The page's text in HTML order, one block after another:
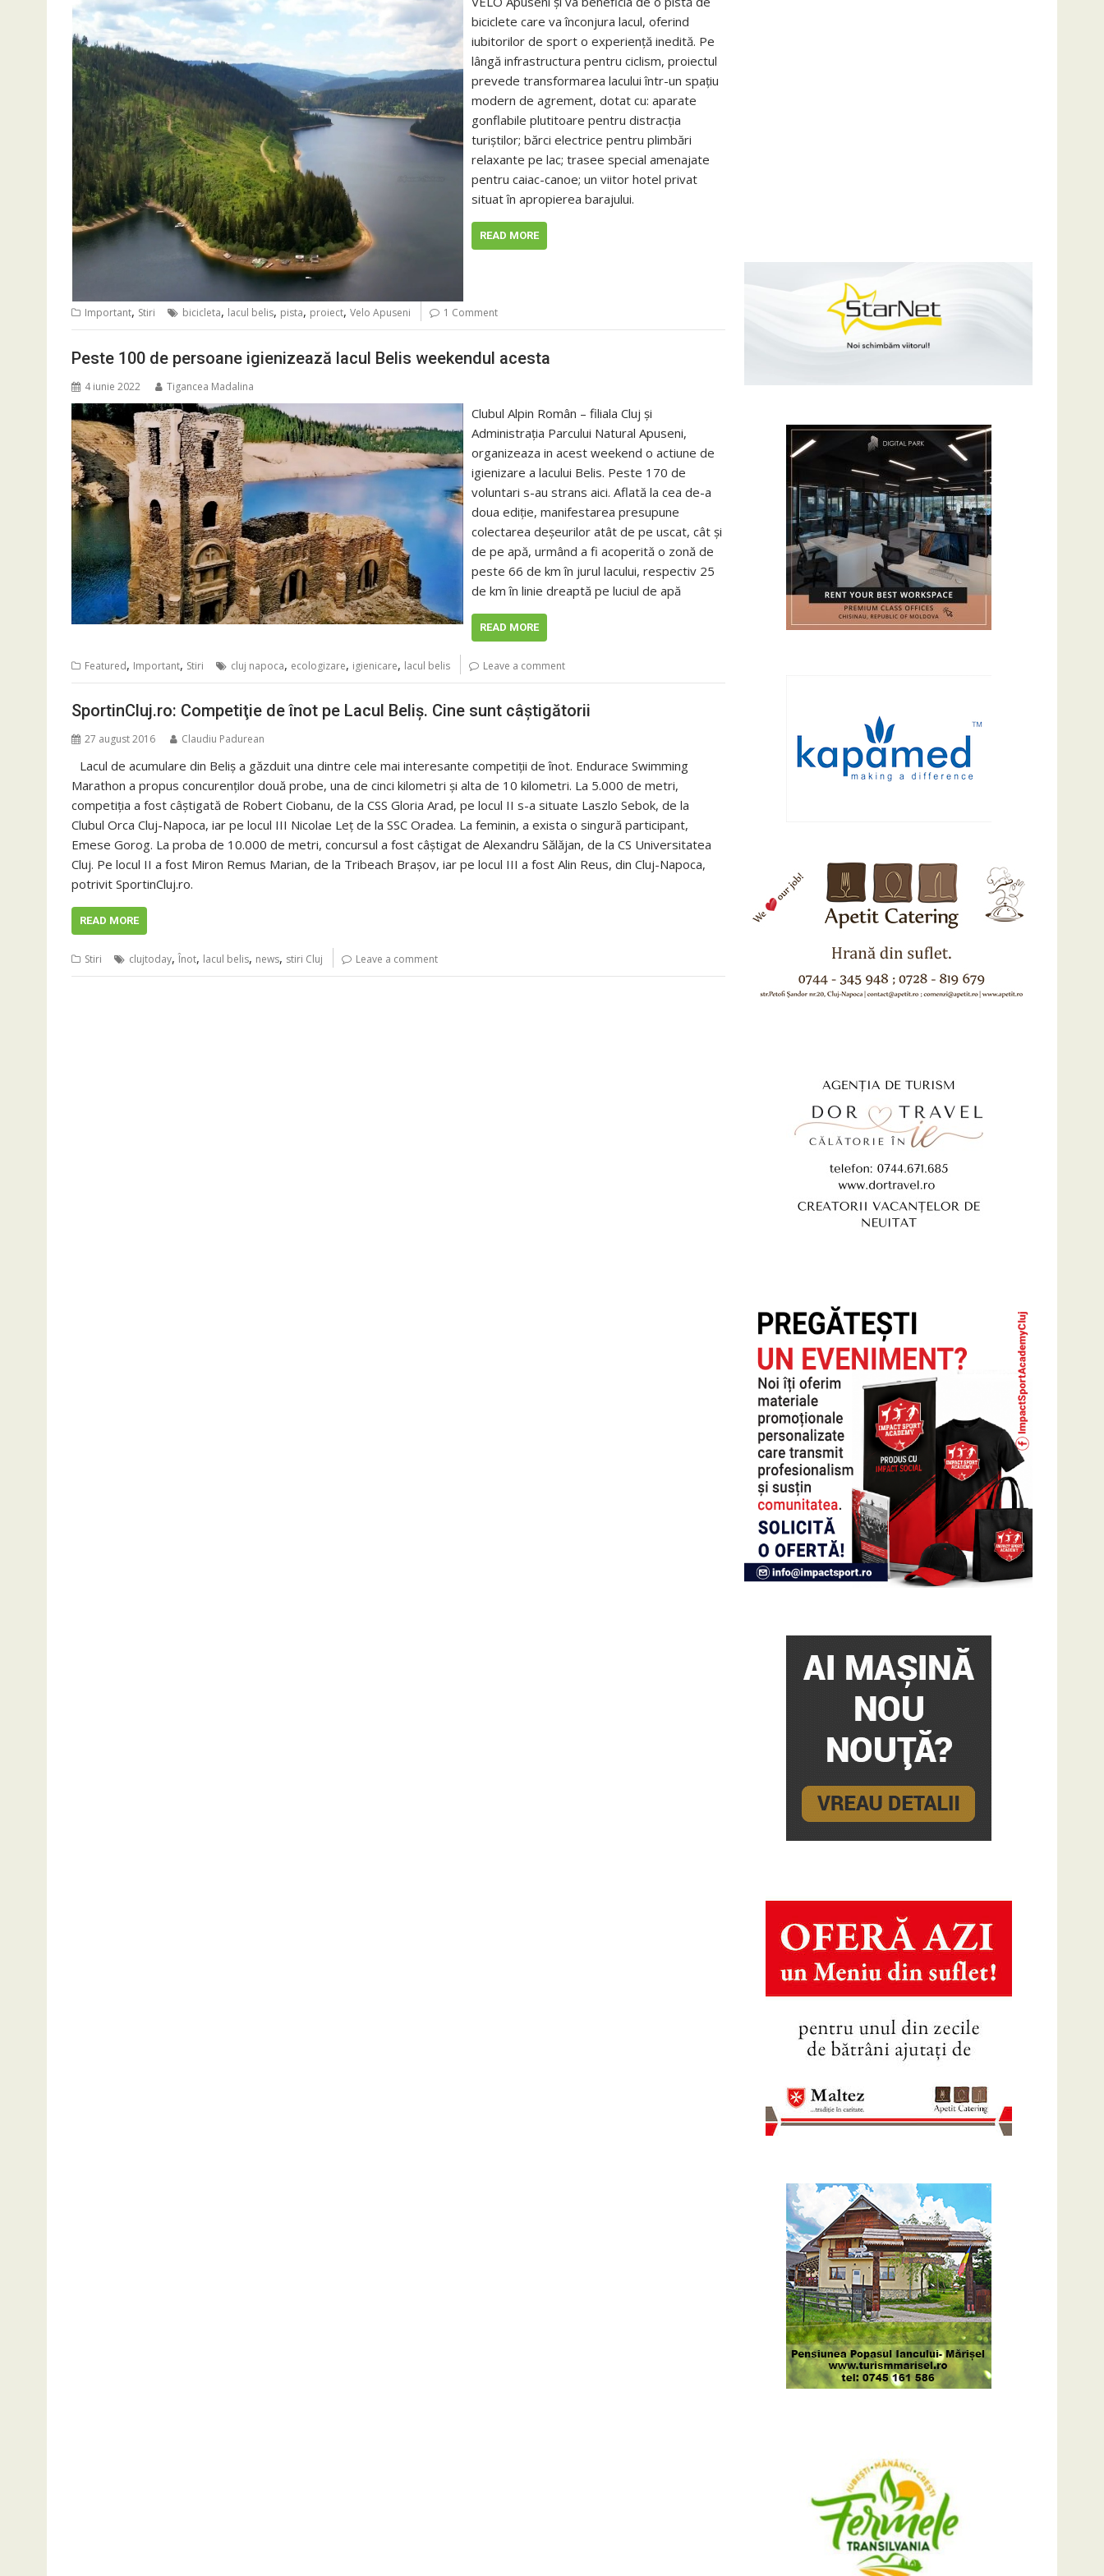
biciclete care va înconjura lacul, oferind
iubitorilor de sport o experiență inedită. Pe
lângă infrastructura pentru ciclism, proiectul
prevede transformarea lacului într-un spațiu
modern de agrement, dotat cu: aparate
gonflabile plutitoare pentru distracția
turiștilor; bărci electrice pentru plimbări
relaxante pe lac; trasee special amenajate
pentru caiac-canoe; un viitor hotel privat
situat în apropierea barajului.
READ MORE
Important, Stiri bicicleta, lacul belis, pista, proiect, Velo Apuseni 1 Comment
Peste 100 de persoane igienizează lacul Belis weekendul acesta
4 iunie 2022 Tigancea Madalina
Clubul Alpin Român – filiala Cluj și
Administrația Parcului Natural Apuseni,
organizeaza in acest weekend o actiune de
igienizare a lacului Belis. Peste 170 de
voluntari s-au strans aici. Aflată la cea de-a
doua ediție, manifestarea presupune
colectarea deșeurilor atât de pe uscat, cât și
de pe apă, urmând a fi acoperită o zonă de
peste 66 de km în jurul lacului, respectiv 25
de km în linie dreaptă pe luciul de apă
READ MORE
Featured, Important, Stiri cluj napoca, ecologizare, igienicare, lacul belis Leave a comment
SportinCluj.ro: Competiţie de înot pe Lacul Beliş. Cine sunt câştigătorii
27 august 2016 Claudiu Padurean
Lacul de acumulare din Beliş a găzduit una dintre cele mai interesante competiţii de înot. Endurace Swimming
Marathon a propus concurenţilor două probe, una de cinci kilometri şi alta de 10 kilometri. La 5.000 de metri,
competiţia a fost câştigată de Robert Ciobanu, de la CSS Gloria Arad, pe locul II s-a situate Laszlo Sebok, de la
Clubul Orca Cluj-Napoca, iar pe locul III Nicolae Leţ de la SSC Oradea. La feminin, a exista o singură participant,
Emese Gorog. La proba de 10.000 de metri, concursul a fost câştigat de Alexandru Sălăjan, de la CS Universitatea
Cluj. Pe locul II a fost Miron Remus Marian, de la Tribeach Braşov, iar pe locul III a fost Alin Reus, din Cluj-Napoca,
potrivit SportinCluj.ro.
READ MORE
Stiri clujtoday,Înot, lacul belis, news, stiri Cluj Leave a comment